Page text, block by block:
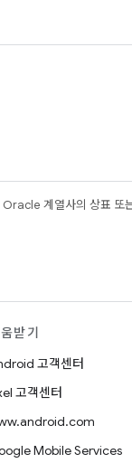
계열사의 상표 또
받기
고객센터
고객센터
Mobile Services